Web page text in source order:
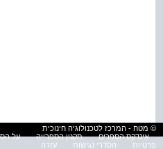
© מטח - המרכז לטכנולוגיה חינוכית
אינדקס הספרים
תקנון הספרייה על
פרטיות
הסדרי נגישות עזרה